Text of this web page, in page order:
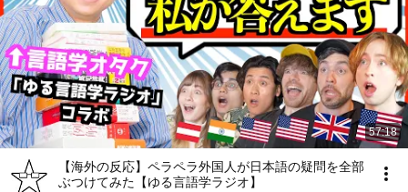
57:18
【海外の反応】ペラペラ外国人が日本語の疑問を全部
ぶつけてみた【ゆる言語学ラジオ】